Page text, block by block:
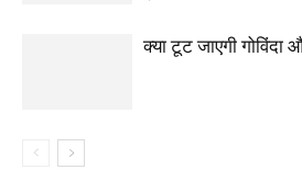
क्या टूट जाएगी गोविंदा